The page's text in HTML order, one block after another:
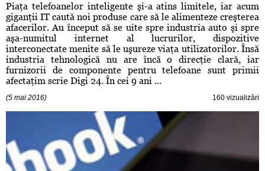
Piaţa telefoanelor inteligente şi-a atins limitele, iar acum
giganţii IT caută noi produse care să le alimenteze creşterea
afacerilor. Au început să se uite spre industria auto şi spre
aşa-numitul internet al lucrurilor, dispozitive
interconectate menite să le uşureze viaţa utilizatorilor. Însă
industria tehnologică nu are încă o direcţie clară, iar
furnizorii de componente pentru telefoane sunt primii
afectaţim scrie Digi 24. În cei 9 ani ...
(5 mai 2016) 160 vizualizări